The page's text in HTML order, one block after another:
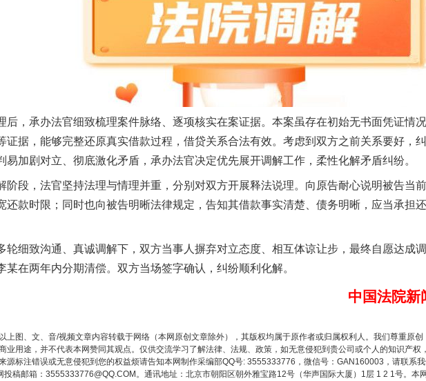
，承办法官细致梳理案件脉络、逐项核实在案证据。本案虽存在初始无书面凭证情
证据，能够完整还原真实借款过程，借贷关系合法有效。考虑到双方之前关系要好，
易加剧对立、彻底激化矛盾，承办法官决定优先展开调解工作，柔性化解矛盾纠纷。
段，法官坚持法理与情理并重，分别对双方开展释法说理。向原告耐心说明被告当
还款时限；同时也向被告明晰法律规定，告知其借款事实清楚、债务明晰，应当承担
细致沟通、真诚调解下，双方当事人摒弃对立态度、相互体谅让步，最终自愿达成
某在两年内分期清偿。双方当场签字确认，纠纷顺利化解。
中国法院新
以上图、文、音/视频文章内容转载于网络（本网原创文章除外），其版权均属于原作者或归属权利人。我们尊重原
业用途，并不代表本网赞同其观点。仅供交流学习了解法律、法规、政策，如无意侵犯到贵公司或个人的知识产
源标注错误或无意侵犯到您的权益烦请告知本网制作采编部QQ号: 3555333776，微信号：GAN160003，请联系
稿邮箱：3555333776@QQ.COM。通讯地址：北京市朝阳区朝外雅宝路12号（华声国际大厦）1层 1 2 1号。本
一纸欠条伤亲情 巡回调解促和解..
牛蛙产品抗生素超标问题”